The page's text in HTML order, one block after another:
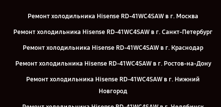
Ремонт холодильника Hisense RD-41WC4SAW в г. Москва
Ремонт холодильника Hisense RD-41WC4SAW в г. Санкт-Петербург
Ремонт холодильника Hisense RD-41WC4SAW в г. Краснодар
Ремонт холодильника Hisense RD-41WC4SAW в г. Ростов-на-Дону
Ремонт холодильника Hisense RD-41WC4SAW в г. Нижний
Новгород